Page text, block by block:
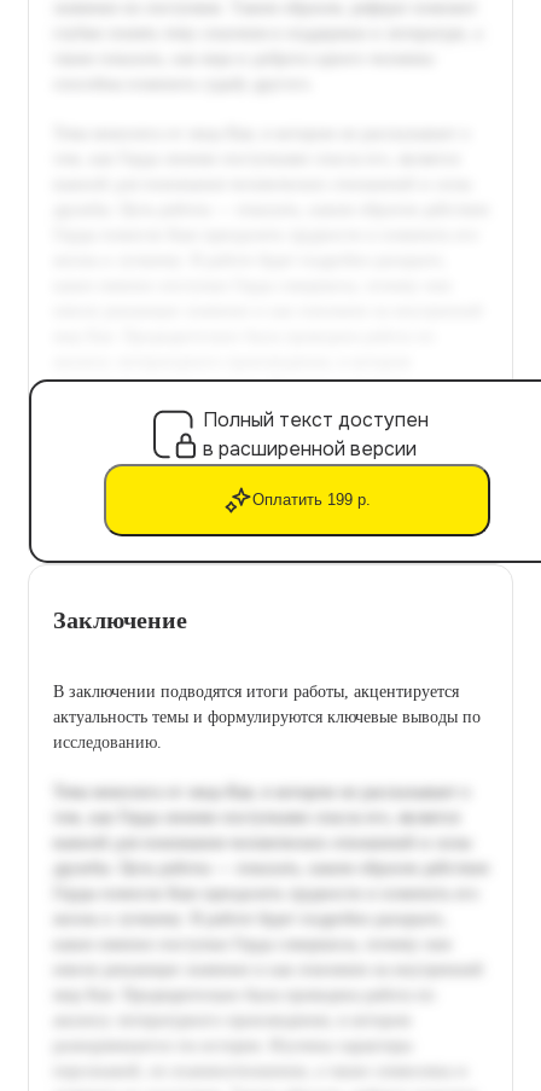
Полный текст доступен
в расширенной версии
Оплатить 199 р.
Заключение
В заключении подводятся итоги работы, акцентируется
актуальность темы и формулируются ключевые выводы по
исследованию.